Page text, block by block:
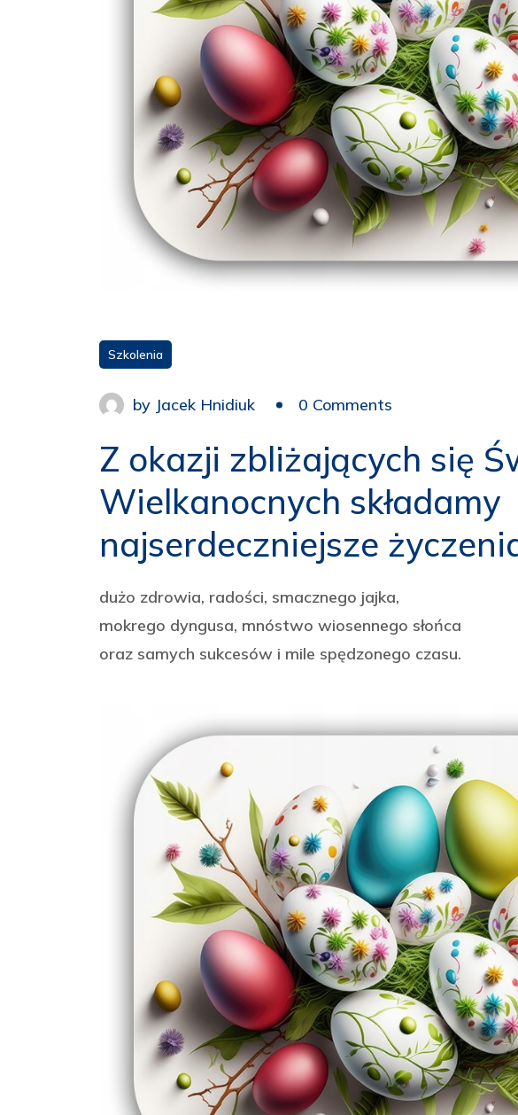
Szkolenia
by Jacek Hnidiuk 0 Comments
Z okazji zbliżających się
Wielkanocnych składamy
najserdeczniejsze
dużo zdrowia, radości, smacznego jajka,
mokrego dyngusa, mnóstwo wiosennego słońca
oraz samych sukcesów i mile spędzonego czasu.